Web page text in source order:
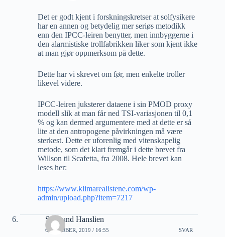
Det er godt kjent i forskningskretser at solfysikere
har en annen og betydelig mer seriøs metodikk
enn den IPCC-leiren benytter, men innbyggerne i
den alarmistiske trollfabrikken liker som kjent ikke
at man gjør oppmerksom på dette.
Dette har vi skrevet om før, men enkelte troller
likevel videre.
IPCC-leiren juksterer dataene i sin PMOD proxy
modell slik at man får ned TSI-variasjonen til 0,1
% og kan dermed argumentere med at dette er så
lite at den antropogene påvirkningen må være
sterkest. Dette er uforenlig med vitenskapelig
metode, som det klart fremgår i dette brevet fra
Willson til Scafetta, fra 2008. Hele brevet kan
leses her:
https://www.klimarealistene.com/wp-
admin/upload.php?item=7217
Sigmund Hanslien
6 OKTOBER, 2019 / 16:55 SVAR